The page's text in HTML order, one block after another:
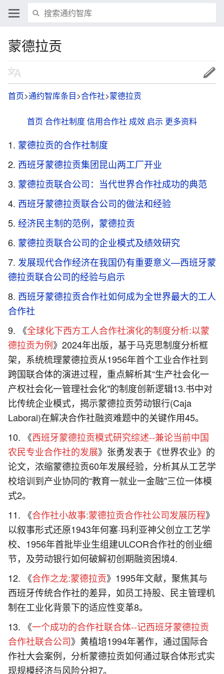
蒙德拉贡
首页>通约智库条目>合作社>蒙德拉贡
首页 合作社制度信用合作社 成效 启示 更多资料
蒙德拉贡的合作社制度
西班牙蒙德拉贡集团昆山两工厂开业
蒙德拉贡联合公司：当代世界合作社成功的典范
西班牙蒙德拉贡联合公司的做法和经验
经济民主制的范例，蒙德拉贡
蒙德拉贡联合公司的企业模式及绩效研究
发展现代合作经济在我国仍有重要意义—西班牙蒙
德拉贡联合公司的经验与启示
西班牙蒙德拉贡合作社如何成为全世界最大的工人
合作社
《全球化下西方工人合作社演化的制度分析:以蒙
德拉贡为例》2024年出版，基于马克思制度分析框
架，系统梳理蒙德拉贡从1956年首个工业合作社到
跨国联合体的演进过程，重点解析其“生产社会化一
产权社会化一管理社会化"的制度创新逻辑13.书中对
比传统企业模式，揭示蒙德拉贡劳动银行(Caja
Laboral)在解决合作社融资难题中的关键作用45。
《西班牙蒙德拉贡模式研究综述--兼论当前中国
农民专业合作社的发展》张勇发表于《世界农业》的
论文，浓缩蒙德拉贡60年发展经验，分析其从工艺学
校培训到产业协同的“教育一就业一金融"三位一体模
式2。
《合作社小故事:蒙德拉贡合作社公司发展历程》
以叙事形式还原1943年何塞·玛利亚神父创立工艺学
校、1956年首批毕业生组建ULCOR合作社的创业细
节，及劳动银行如何破解初创期融资困境4.
《合作之龙:蒙德拉贡》1995年文献，聚焦其与
西班牙传统合作社的差异，如员工持股、民主管理机
制在工业化背景下的适应性变革8。
《一个成功的合作社联合体--记西班牙蒙德拉贡
合作社联合公司》黄植培1994年著作，通过国际合
作社大会案例，分析蒙德拉贡如何通过联合体形式实
现规模经济与风险分担7。